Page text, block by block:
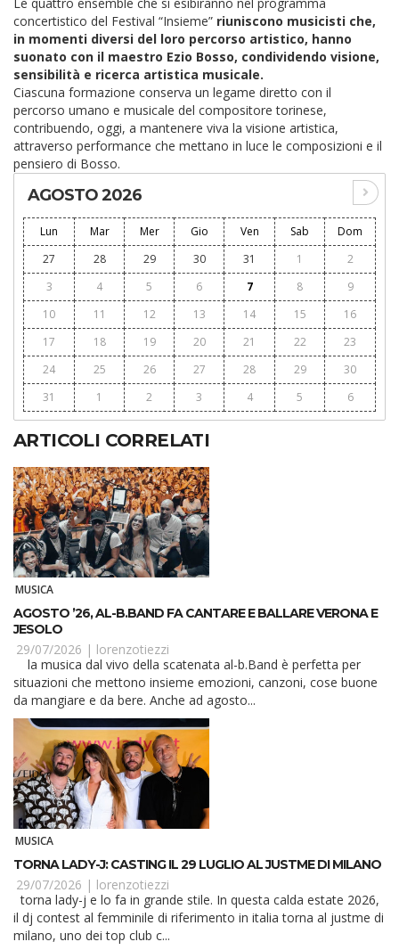
concertistico del Festival “Insieme” riuniscono musicisti che,
in momenti diversi del loro percorso artistico, hanno
suonato con il maestro Ezio Bosso, condividendo visione,
sensibilità e ricerca artistica musicale.
Ciascuna formazione conserva un legame diretto con il
percorso umano e musicale del compositore torinese,
contribuendo, oggi, a mantenere viva la visione artistica,
attraverso performance che mettano in luce le composizioni e il
pensiero di Bosso.
AGOSTO 2026
Lun Mar Mer Gio Ven Sab
Dom
27
28 29 30 31 1
2
3
4 5 6 7 8
9
10
11 12 13 14 15
16
17
18 19 20 21 22
23
24
25 26 27 28 29
30
31
1 2 3 4 5 6
ARTICOLI CORRELATI
MUSICA
AGOSTO ’26, AL-B.BAND FA CANTARE E BALLARE VERONA E
JESOLO
29/07/2026 | lorenzotiezzi
situazioni che mettono insieme emozioni, canzoni, cose buone
da mangiare e da bere. Anche ad agosto...
MUSICA
TORNA LADY-J: CASTING IL 29 LUGLIO AL JUSTME DI MILANO
29/07/2026 | lorenzotiezzi
torna lady-j e lo fa in grande stile. In questa calda estate 2026,
il dj contest al femminile di riferimento in italia torna al justme di
milano, uno dei top club c...